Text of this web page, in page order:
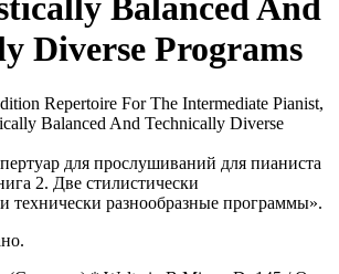
Balanced And
Diverse Programs
для прослушиваний для пианиста
2. Две стилистически
технически разнообразные программы».